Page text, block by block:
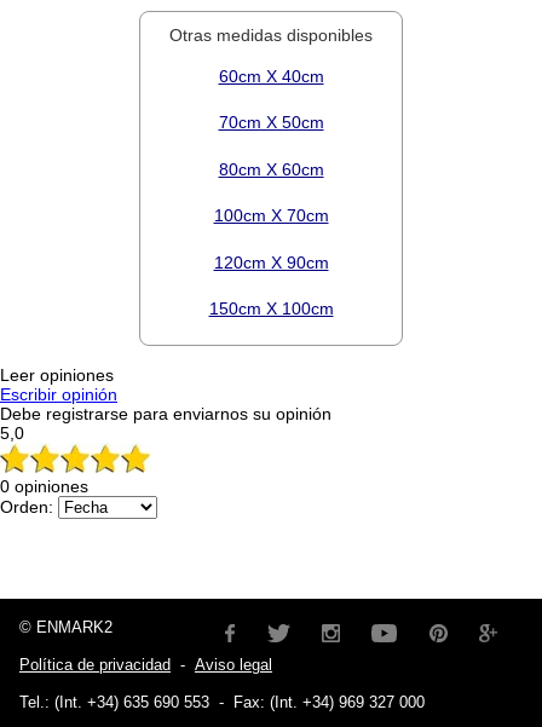
Otras medidas disponibles
60cm X 40cm
70cm X 50cm
80cm X 60cm
100cm X 70cm
120cm X 90cm
150cm X 100cm
Leer opiniones
Escribir opinión
Debe registrarse para enviarnos su opinión
5,0
0 opiniones
Orden:
© ENMARK2
Política de privacidad - Aviso legal
Tel.: (Int. +34) 635 690 553 - Fax: (Int. +34) 969 327 000